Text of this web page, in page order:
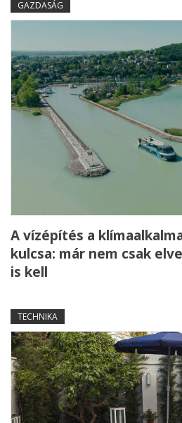
GAZDASÁG
A vízépítés a
kulcsa: már nem csak
is kell
TECHNIKA